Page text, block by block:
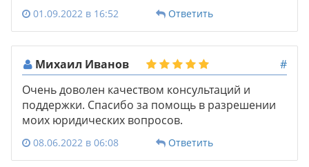
01.09.2022 в 16:52 Ответить
Михаил Иванов
#
Очень доволен качеством консультаций и
поддержки. Спасибо за помощь в разрешении
моих юридических вопросов.
08.06.2022 в 06:08 Ответить